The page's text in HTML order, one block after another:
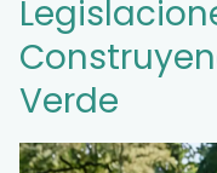
Verde